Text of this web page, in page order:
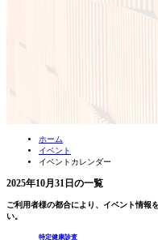
ホーム
イベント
イベントカレンダー
2025年10月31日の一覧
ご利用者様の都合により、イベント情報
い。
特定健康診査